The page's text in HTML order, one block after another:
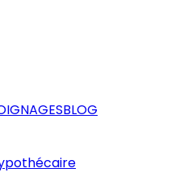
BLOG